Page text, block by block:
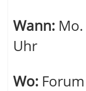
Wann: Mo.
Uhr
Wo: